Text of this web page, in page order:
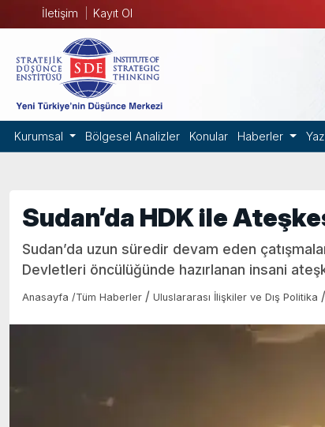
İletişim Kayıt Ol
Kurumsal Bölgesel Analizler Konular Haberler
Sudan’da HDK ile
Sudan’da uzun süredir devam eden
Devletleri öncülüğünde hazırlanan insani
Anasayfa /Tüm Haberler / Uluslararası İlişkiler ve Dış Politika /